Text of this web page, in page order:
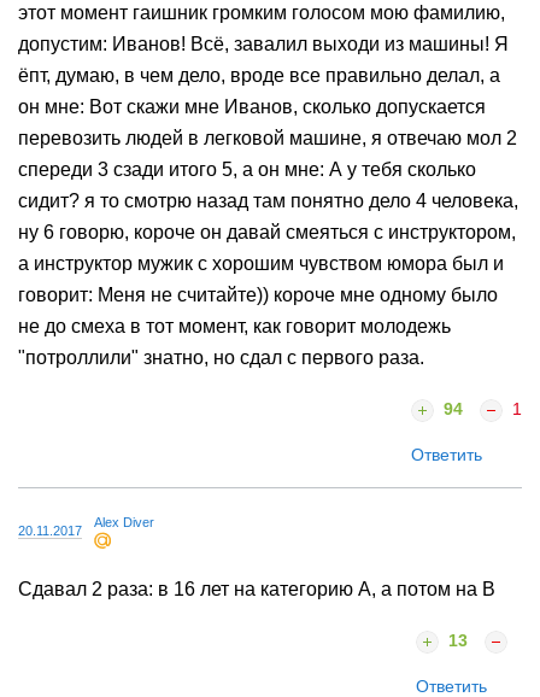
этот момент гаишник громким голосом мою фамилию,
допустим: Иванов! Всё, завалил выходи из машины! Я
ёпт, думаю, в чем дело, вроде все правильно делал, а
он мне: Вот скажи мне Иванов, сколько допускается
перевозить людей в легковой машине, я отвечаю мол 2
спереди 3 сзади итого 5, а он мне: А у тебя сколько
сидит? я то смотрю назад там понятно дело 4 человека,
ну 6 говорю, короче он давай смеяться с инструктором,
а инструктор мужик с хорошим чувством юмора был и
говорит: Меня не считайте)) короче мне одному было
не до смеха в тот момент, как говорит молодежь
"потроллили" знатно, но сдал с первого раза.
94 1
Ответить
20.11.2017
Alex Diver
Cдавал 2 раза: в 16 лет на категорию А, а потом на В
13
Ответить